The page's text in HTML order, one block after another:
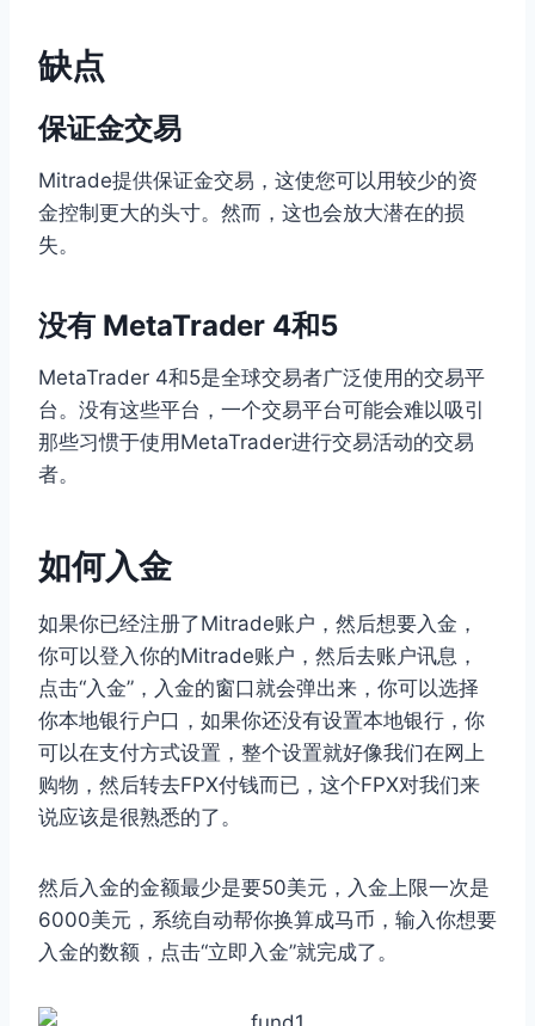
缺点
保证金交易
Mitrade提供保证金交易，这使您可以用较少的资
金控制更大的头寸。然而，这也会放大潜在的损
失。
没有 MetaTrader 4和5
MetaTrader 4和5是全球交易者广泛使用的交易平
台。没有这些平台，一个交易平台可能会难以吸引
那些习惯于使用MetaTrader进行交易活动的交易
者。
如何入金
如果你已经注册了Mitrade账户，然后想要入金，
你可以登入你的Mitrade账户，然后去账户讯息，
点击“入金”，入金的窗口就会弹出来，你可以选择
你本地银行户口，如果你还没有设置本地银行，你
可以在支付方式设置，整个设置就好像我们在网上
购物，然后转去FPX付钱而已，这个FPX对我们来
说应该是很熟悉的了。
然后入金的金额最少是要50美元，入金上限一次是
6000美元，系统自动帮你换算成马币，输入你想要
入金的数额，点击“立即入金”就完成了。